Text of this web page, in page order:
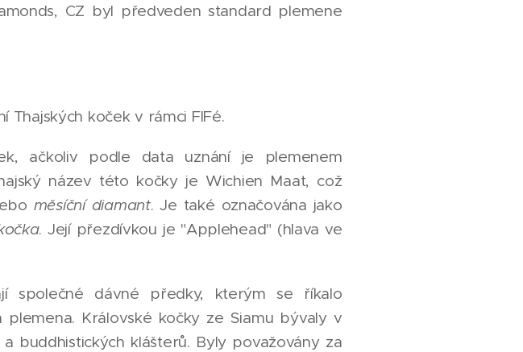
CZ byl předveden standard plemene
Thajských koček v rámci FIFé.
ačkoliv podle data uznání je plemenem
název této kočky je Wichien Maat, což
měsíční diamant. Je také označována jako
. Její přezdívkou je "Applehead" (hlava ve
společné dávné předky, kterým se říkalo
Královské kočky ze Siamu bývaly v
buddhistických klášterů. Byly považovány za